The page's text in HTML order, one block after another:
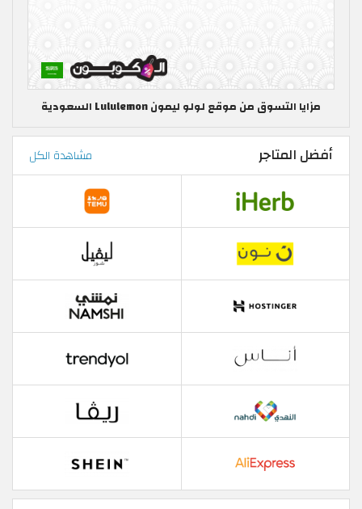
مزايا التسوق من موقع لولو ليمون Lululemon السعودية
أفضل المتاجر مشاهدة الكل